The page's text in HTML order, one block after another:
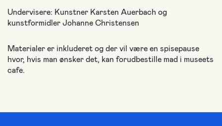
Undervisere: Kunstner Karsten Auerbach og
kunstformidler Johanne Christensen
Materialer er inkluderet og der vil være en spisepause
hvor, hvis man ønsker det, kan forudbestille mad i museets
cafe.